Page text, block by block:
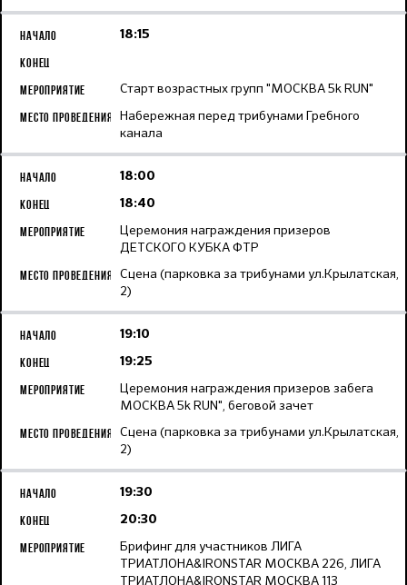
18:15
Старт возрастных групп "МОСКВА 5k RUN"
Набережная перед трибунами Гребного
канала
18:00
18:40
Церемония награждения призеров
ДЕТСКОГО КУБКА ФТР
Сцена (парковка за трибунами ул.Крылатская,
2)
19:10
19:25
Церемония награждения призеров забега
МОСКВА 5k RUN", беговой зачет
Сцена (парковка за трибунами ул.Крылатская,
2)
19:30
20:30
Брифинг для участников ЛИГА
ТРИАТЛОНА&IRONSTAR МОСКВА 226, ЛИГА
ТРИАТЛОНА&IRONSTAR МОСКВА 113